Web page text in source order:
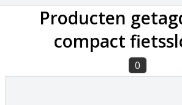
Producten
compact
0